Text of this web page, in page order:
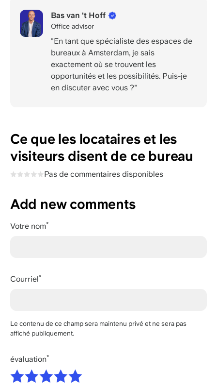
Bas van 't Hoff
Office advisor
"En tant que spécialiste des espaces de
bureaux à Amsterdam, je sais
exactement où se trouvent les
opportunités et les possibilités. Puis-je
en discuter avec vous ?"
Ce que les locataires et les
visiteurs disent de ce bureau
Pas de commentaires disponibles
Add new comments
Votre nom
Courriel
Le contenu de ce champ sera maintenu privé et ne sera pas
affiché publiquement.
évaluation